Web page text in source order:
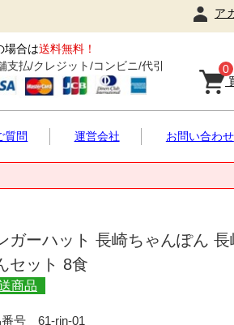
ア
場合は送料無料！
支払/クレジット/コンビニ/代引
0
質問 運営会社 お問い合わせ
ガーハット 長崎ちゃんぽん 長
セット 8食
商品
番号 61-rin-01